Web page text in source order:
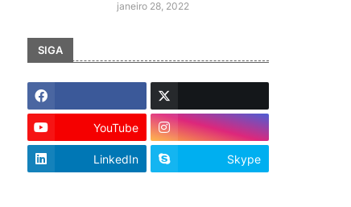
janeiro 28, 2022
SIGA
YouTube
LinkedIn Skype